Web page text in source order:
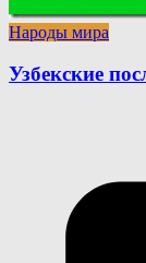
Народы мира
Узбекские